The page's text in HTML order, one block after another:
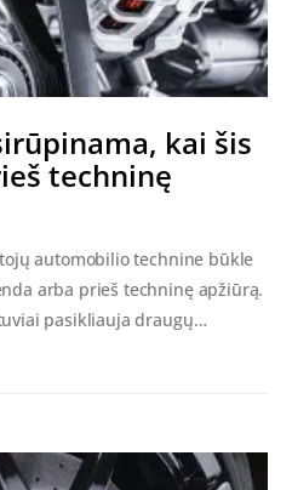
kai šis
techninę
automobilio technine būkle
arba prieš techninę apžiūrą.
pasikliauja draugų…